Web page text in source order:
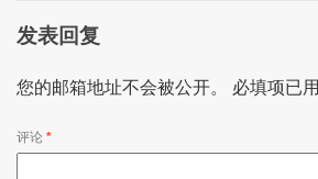
发表回复
您的邮箱地址不会被公开。 必填项已用
评论 *